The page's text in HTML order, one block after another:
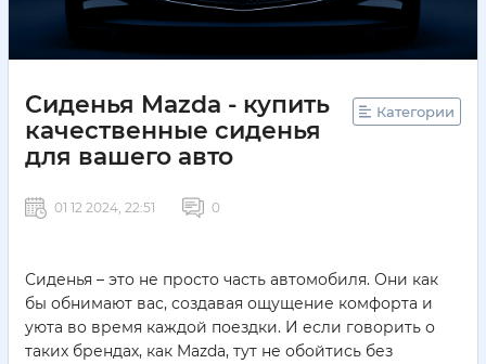
Сиденья Mazda - купить
качественные сиденья
для вашего авто
Категории
01 12 2024, 22:51 0
Сиденья – это не просто часть автомобиля. Они как
бы обнимают вас, создавая ощущение комфорта и
уюта во время каждой поездки. И если говорить о
таких брендах, как Mazda, тут не обойтись без